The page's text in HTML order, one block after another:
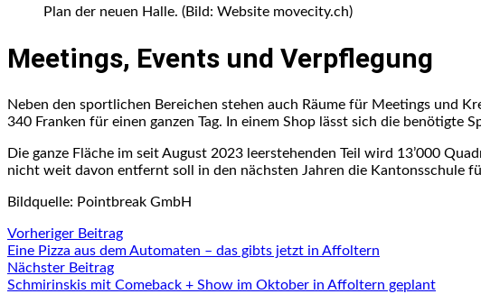
Plan der neuen Halle. (Bild: Website movecity.ch)
Meetings, Events und Verpflegung
Neben den sportlichen Bereichen stehen auch Räume für Meetings und
340 Franken für einen ganzen Tag. In einem Shop lässt sich die
Die ganze Fläche im seit August 2023 leerstehenden Teil wird 13’000
nicht weit davon entfernt soll in den nächsten Jahren die Kantonsschule
Bildquelle: Pointbreak GmbH
Beitragsnavigation
Vorheriger BeitragVorheriger
Beitrag:
Eine Pizza aus dem Automaten – das gibts jetzt in Affoltern
Nächster BeitragNächster
Beitrag:
Schmirinskis mit Comeback + Show im Oktober in Affoltern geplant